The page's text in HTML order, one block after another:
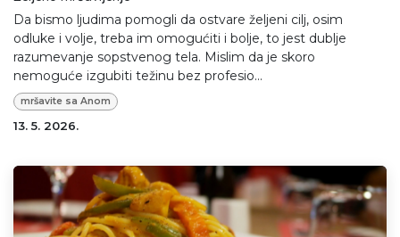
Da bismo ljudima pomogli da ostvare željeni cilj, osim
odluke i volje, treba im omogućiti i bolje, to jest dublje
razumevanje sopstvenog tela. Mislim da je skoro
nemoguće izgubiti težinu bez profesio...
mršavite sa Anom
13. 5. 2026.